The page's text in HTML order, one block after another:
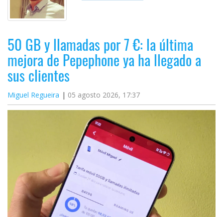
50 GB y llamadas por 7 €: la última
mejora de Pepephone ya ha llegado a
sus clientes
Miguel Regueira 05 agosto 2026, 17:37